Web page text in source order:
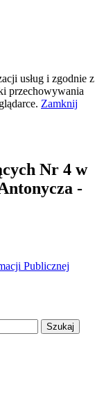
usług i zgodnie z
przechowywania
Zamknij
Nr 4 w
-
Publicznej
Szukaj